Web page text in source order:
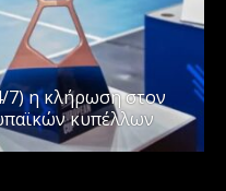
7) η κλήρωση στον
κυπέλλων